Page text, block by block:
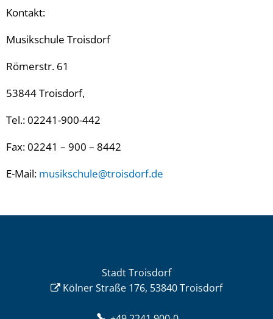
Kontakt:
Musikschule Troisdorf
Römerstr. 61
53844 Troisdorf,
Tel.: 02241-900-442
Fax: 02241 – 900 – 8442
E-Mail: musikschule@troisdorf.de
Stadt Troisdorf
Kölner Straße 176, 53840 Troisdorf